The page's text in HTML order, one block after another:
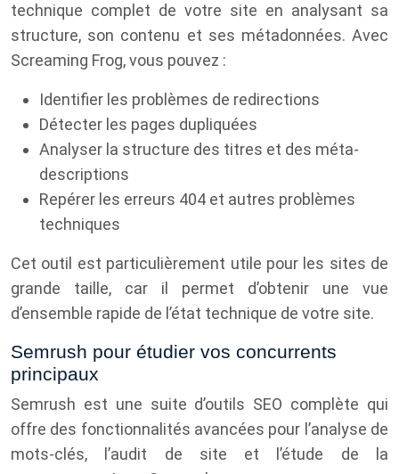
technique complet de votre site en analysant sa
structure, son contenu et ses métadonnées. Avec
Screaming Frog, vous pouvez :
Identifier les problèmes de redirections
Détecter les pages dupliquées
Analyser la structure des titres et des méta-
descriptions
Repérer les erreurs 404 et autres problèmes
techniques
Cet outil est particulièrement utile pour les sites de
grande taille, car il permet d’obtenir une vue
d’ensemble rapide de l’état technique de votre site.
Semrush pour étudier vos concurrents
principaux
Semrush est une suite d’outils SEO complète qui
offre des fonctionnalités avancées pour l’analyse de
mots-clés, l’audit de site et l’étude de la